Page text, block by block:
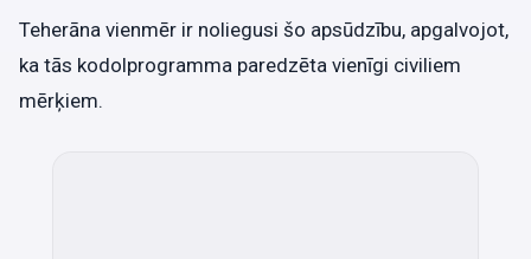
Teherāna vienmēr ir noliegusi šo apsūdzību, apgalvojot,
ka tās kodolprogramma paredzēta vienīgi civiliem
mērķiem.